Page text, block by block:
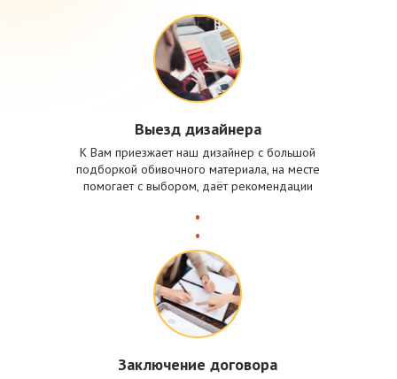
Выезд дизайнера
К Вам приезжает наш дизайнер с большой
подборкой обивочного материала, на месте
помогает с выбором, даёт рекомендации
Заключение договора